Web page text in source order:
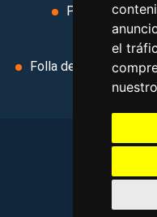
el
Política de
Cambiar
Folla de Reclamación
2026